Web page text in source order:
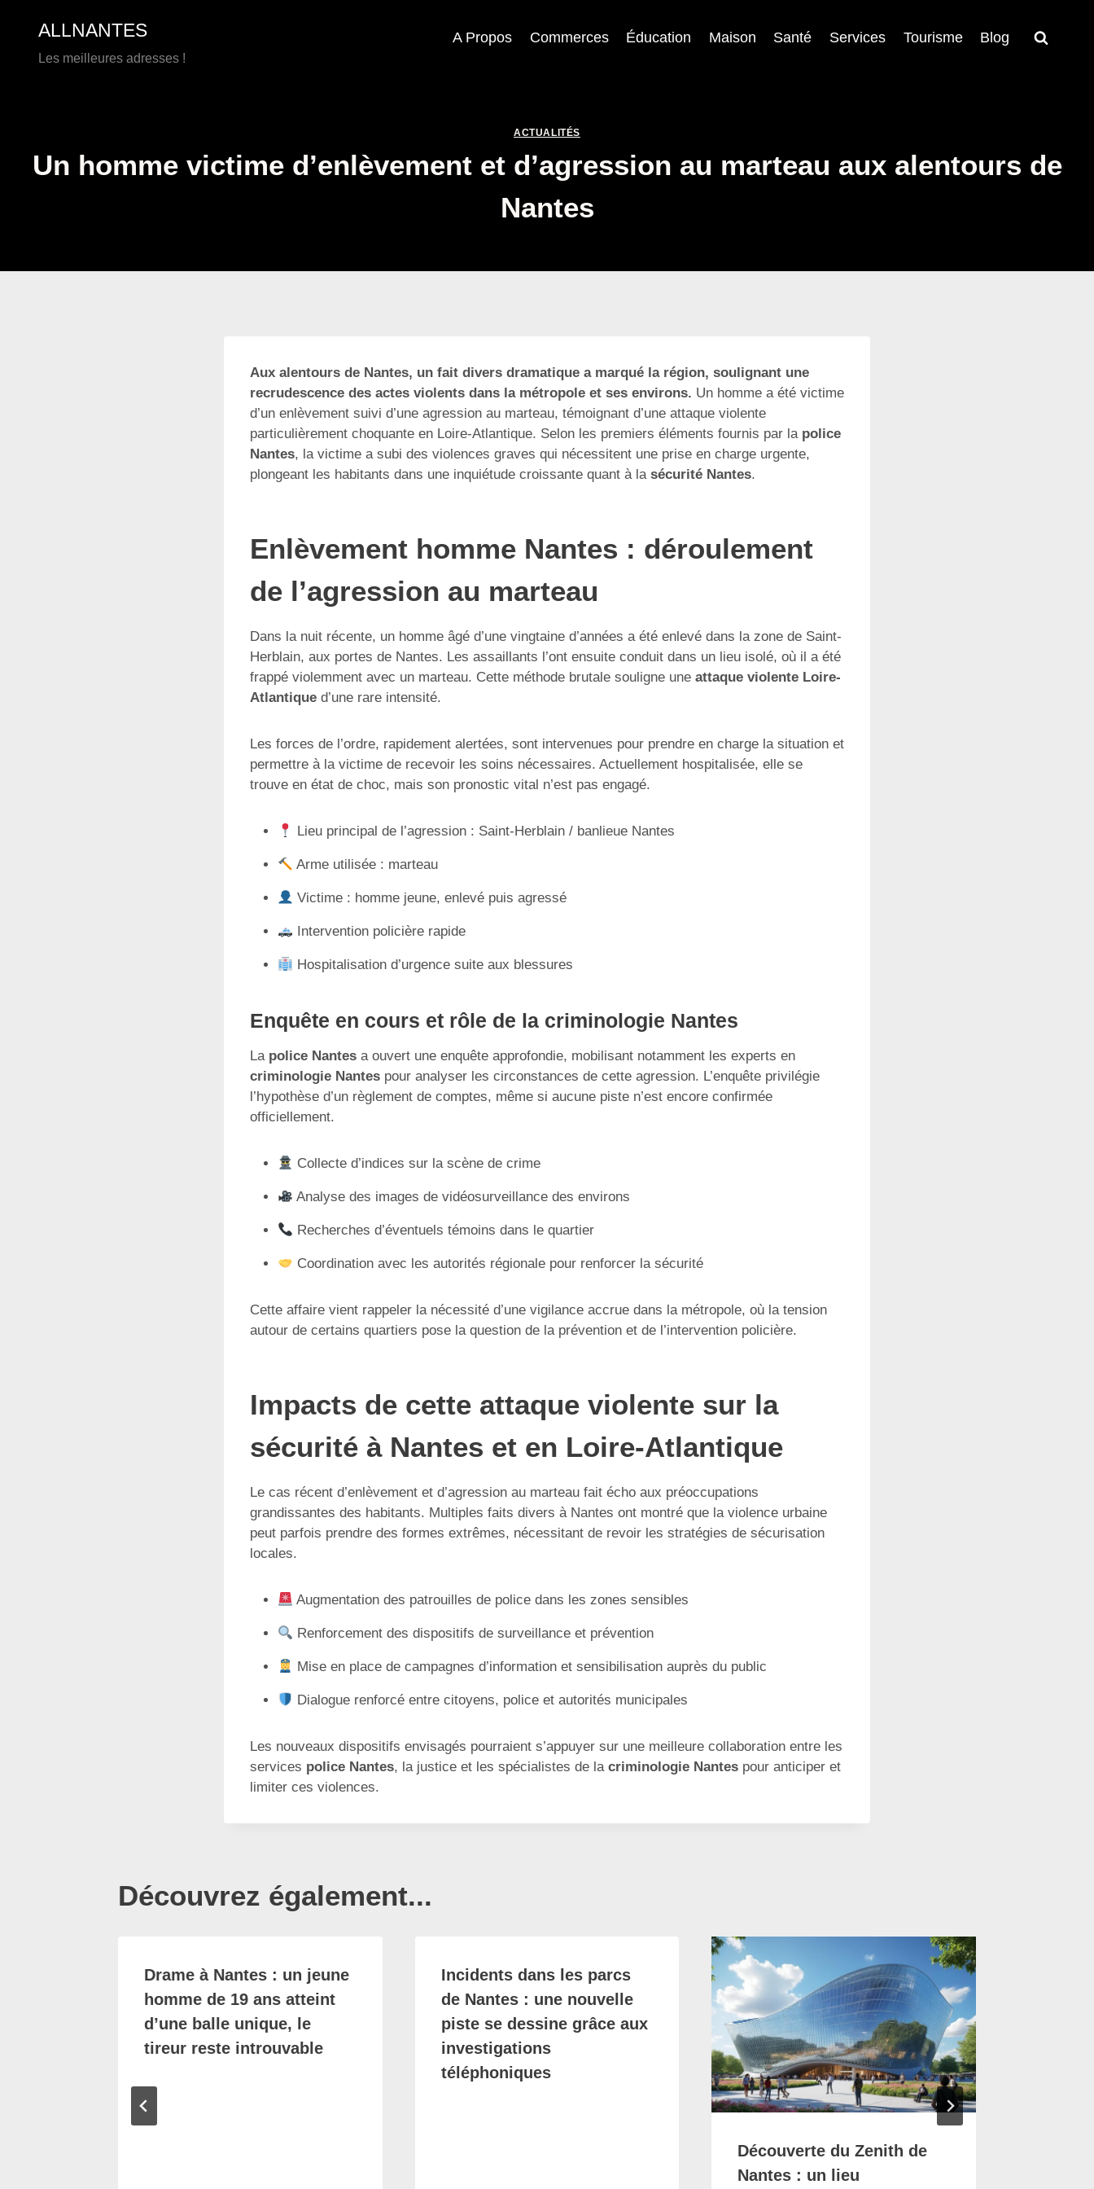
contenu
ALLNANTES
Les meilleures adresses !
A Propos Commerces Éducation Maison Santé Services Tourisme Blog
ACTUALITÉS
Un homme victime d’enlèvement et d’agression au marteau aux alentours de
Nantes
Aux alentours de Nantes, un fait divers dramatique a marqué la région, soulignant une
recrudescence des actes violents dans la métropole et ses environs. Un homme a été victime
d’un enlèvement suivi d’une agression au marteau, témoignant d’une attaque violente
particulièrement choquante en Loire-Atlantique. Selon les premiers éléments fournis par la police
Nantes, la victime a subi des violences graves qui nécessitent une prise en charge urgente,
plongeant les habitants dans une inquiétude croissante quant à la sécurité Nantes.
Enlèvement homme Nantes : déroulement
de l’agression au marteau
Dans la nuit récente, un homme âgé d’une vingtaine d’années a été enlevé dans la zone de Saint-
Herblain, aux portes de Nantes. Les assaillants l’ont ensuite conduit dans un lieu isolé, où il a été
frappé violemment avec un marteau. Cette méthode brutale souligne une attaque violente Loire-
Atlantique d’une rare intensité.
Les forces de l’ordre, rapidement alertées, sont intervenues pour prendre en charge la situation et
permettre à la victime de recevoir les soins nécessaires. Actuellement hospitalisée, elle se
trouve en état de choc, mais son pronostic vital n’est pas engagé.
Lieu principal de l’agression : Saint-Herblain / banlieue Nantes
Arme utilisée : marteau
Victime : homme jeune, enlevé puis agressé
Intervention policière rapide
Hospitalisation d’urgence suite aux blessures
Enquête en cours et rôle de la criminologie Nantes
La police Nantes a ouvert une enquête approfondie, mobilisant notamment les experts en
criminologie Nantes pour analyser les circonstances de cette agression. L’enquête privilégie
l’hypothèse d’un règlement de comptes, même si aucune piste n’est encore confirmée
officiellement.
Collecte d’indices sur la scène de crime
Analyse des images de vidéosurveillance des environs
Recherches d’éventuels témoins dans le quartier
Coordination avec les autorités régionale pour renforcer la sécurité
Cette affaire vient rappeler la nécessité d’une vigilance accrue dans la métropole, où la tension
autour de certains quartiers pose la question de la prévention et de l’intervention policière.
Impacts de cette attaque violente sur la
sécurité à Nantes et en Loire-Atlantique
Le cas récent d’enlèvement et d’agression au marteau fait écho aux préoccupations
grandissantes des habitants. Multiples faits divers à Nantes ont montré que la violence urbaine
peut parfois prendre des formes extrêmes, nécessitant de revoir les stratégies de sécurisation
locales.
Augmentation des patrouilles de police dans les zones sensibles
Renforcement des dispositifs de surveillance et prévention
Mise en place de campagnes d’information et sensibilisation auprès du public
Dialogue renforcé entre citoyens, police et autorités municipales
Les nouveaux dispositifs envisagés pourraient s’appuyer sur une meilleure collaboration entre les
services police Nantes, la justice et les spécialistes de la criminologie Nantes pour anticiper et
limiter ces violences.
Découvrez également...
Drame à Nantes : un jeune
homme de 19 ans atteint
d’une balle unique, le
tireur reste introuvable
Incidents dans les parcs
de Nantes : une nouvelle
piste se dessine grâce aux
investigations
téléphoniques
Découverte du Zenith de
Nantes : un lieu